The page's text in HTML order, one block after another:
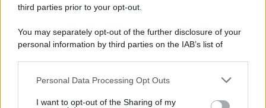
third parties prior to your opt-out.
You may separately opt-out of the further disclosure of your
personal information by third parties on the IAB’s list of
This information may also be disclosed by us to third parties
Personal Data Processing Opt Outs
I want to opt-out of the Sharing of my
PREFERENZE PRIVACY